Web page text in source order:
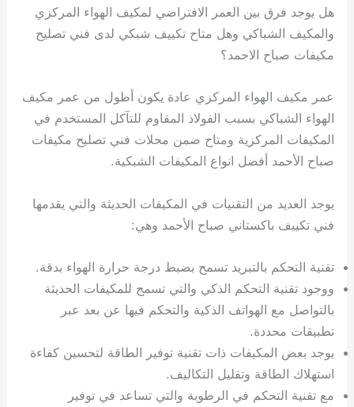
هل يوجد فرق بين العمر الافتراضي لمكيف الهواء المركزي
والمكيف الشباكي وهل متاح تكييف شبكي لدى فني تصليح
مكيفات صباح الاحمد؟
عمر مكيف الهواء المركزي عادة يكون أطول من عمر مكيف
الهواء الشباكي بسبب الفولاذ المقاوم للتآكل المستخدم في
المكيفات المركزية ومتاح ضمن محلات فني تصليح مكيفات
صباح الأحمد أفضل انواع المكيفات الشبكية.
يوجد العديد من التقنيات في المكيفات الحديثة والتي يقدمها
فني تكييف باكستاني صباح الأحمد وهي:
تقنية التحكم بالتبريد تسمح بضبط درجة حرارة الهواء بدقة.
ووجود تقنية التحكم الذكي والتي تسمح للمكيفات الحديثة
بالتواصل مع الهواتف الذكية والتحكم فيها عن بعد عبر
تطبيقات محددة.
يوجد بعض المكيفات ذات تقنية توفير الطاقة لتحسين كفاءة
استهلاك الطاقة وتقليل التكاليف.
مع تقنية التحكم في الرطوبة والتي تساعد في توفير